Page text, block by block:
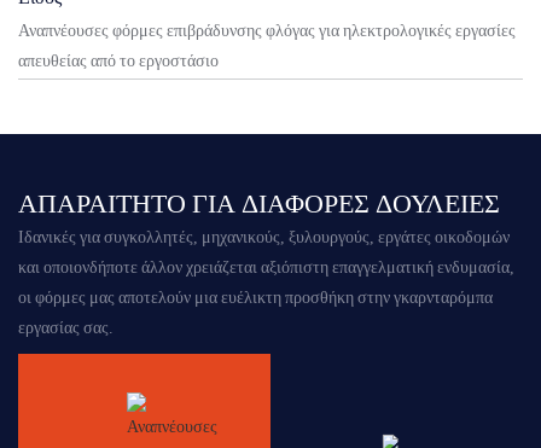
Αναπνέουσες φόρμες επιβράδυνσης φλόγας για ηλεκτρολογικές εργασίες
απευθείας από το εργοστάσιο
ΑΠΑΡΑΊΤΗΤΟ ΓΙΑ ΔΙΆΦΟΡΕΣ ΔΟΥΛΕΙΈΣ
Ιδανικές για συγκολλητές, μηχανικούς, ξυλουργούς, εργάτες οικοδομών
και οποιονδήποτε άλλον χρειάζεται αξιόπιστη επαγγελματική ενδυμασία,
οι φόρμες μας αποτελούν μια ευέλικτη προσθήκη στην γκαρνταρόμπα
εργασίας σας.